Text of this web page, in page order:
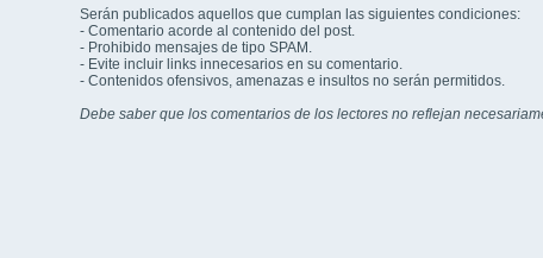
Serán publicados aquellos que cumplan las siguientes condiciones:
- Comentario acorde al contenido del post.
- Prohibido mensajes de tipo SPAM.
- Evite incluir links innecesarios en su comentario.
- Contenidos ofensivos, amenazas e insultos no serán permitidos.
Debe saber que los comentarios de los lectores no reflejan